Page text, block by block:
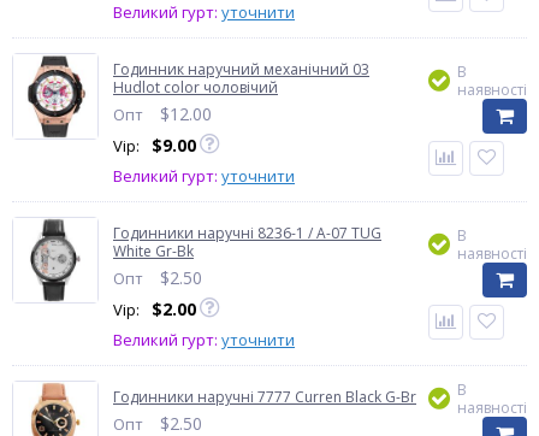
Великий гурт: уточнити
Годинник наручний механічний 03
Hudlot color чоловічий
Опт $12.00
Vip: $9.00
Великий гурт: уточнити
В
наявності
Годинники наручні 8236-1 / A-07 TUG
White Gr-Bk
Опт $2.50
Vip: $2.00
Великий гурт: уточнити
В
наявності
Годинники наручні 7777 Curren Black G-Br
Опт $2.50
В
наявності